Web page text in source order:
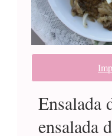
Ensalada
ensalada